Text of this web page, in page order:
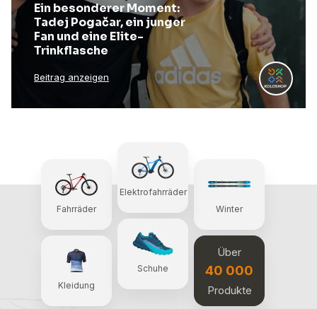
Ein besonderer Moment:
Tadej Pogačar, ein junger
Fan und eine Elite-
Trinkflasche
Beitrag anzeigen
Fahrräder
Elektrofahrräder
Winter
Kleidung
Schuhe
Über
40 000
Produkte